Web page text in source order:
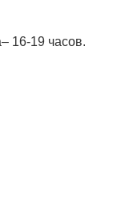
16-19 часов.